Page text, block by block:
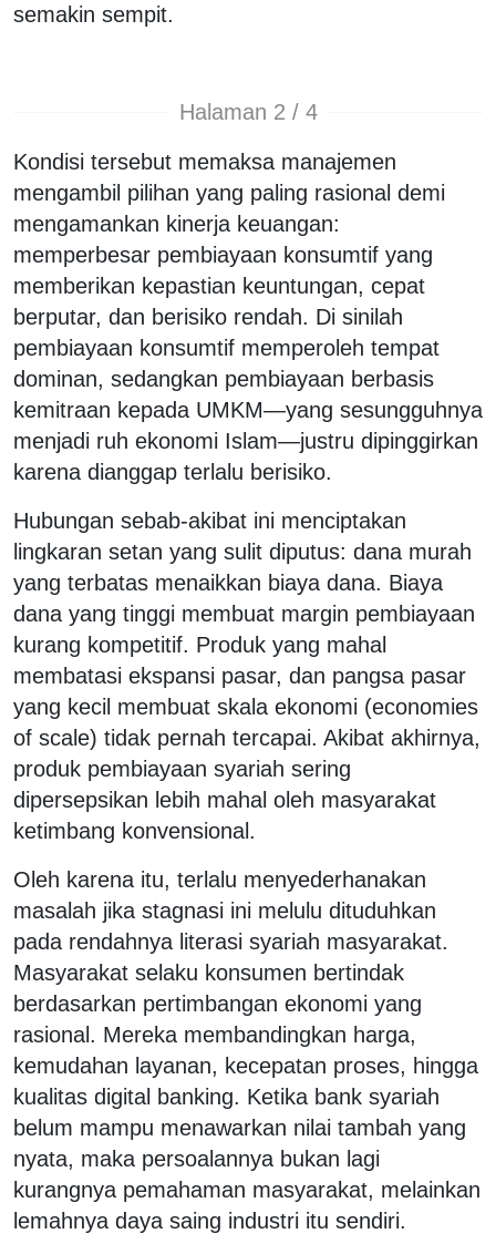
semakin sempit.
Halaman 2 / 4
Kondisi tersebut memaksa manajemen
mengambil pilihan yang paling rasional demi
mengamankan kinerja keuangan:
memperbesar pembiayaan konsumtif yang
memberikan kepastian keuntungan, cepat
berputar, dan berisiko rendah. Di sinilah
pembiayaan konsumtif memperoleh tempat
dominan, sedangkan pembiayaan berbasis
kemitraan kepada UMKM—yang sesungguhnya
menjadi ruh ekonomi Islam—justru dipinggirkan
karena dianggap terlalu berisiko.
Hubungan sebab-akibat ini menciptakan
lingkaran setan yang sulit diputus: dana murah
yang terbatas menaikkan biaya dana. Biaya
dana yang tinggi membuat margin pembiayaan
kurang kompetitif. Produk yang mahal
membatasi ekspansi pasar, dan pangsa pasar
yang kecil membuat skala ekonomi (economies
of scale) tidak pernah tercapai. Akibat akhirnya,
produk pembiayaan syariah sering
dipersepsikan lebih mahal oleh masyarakat
ketimbang konvensional.
Oleh karena itu, terlalu menyederhanakan
masalah jika stagnasi ini melulu dituduhkan
pada rendahnya literasi syariah masyarakat.
Masyarakat selaku konsumen bertindak
berdasarkan pertimbangan ekonomi yang
rasional. Mereka membandingkan harga,
kemudahan layanan, kecepatan proses, hingga
kualitas digital banking. Ketika bank syariah
belum mampu menawarkan nilai tambah yang
nyata, maka persoalannya bukan lagi
kurangnya pemahaman masyarakat, melainkan
lemahnya daya saing industri itu sendiri.